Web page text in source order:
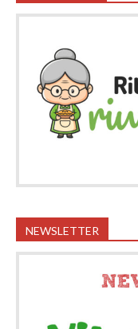
NEWSLETTER